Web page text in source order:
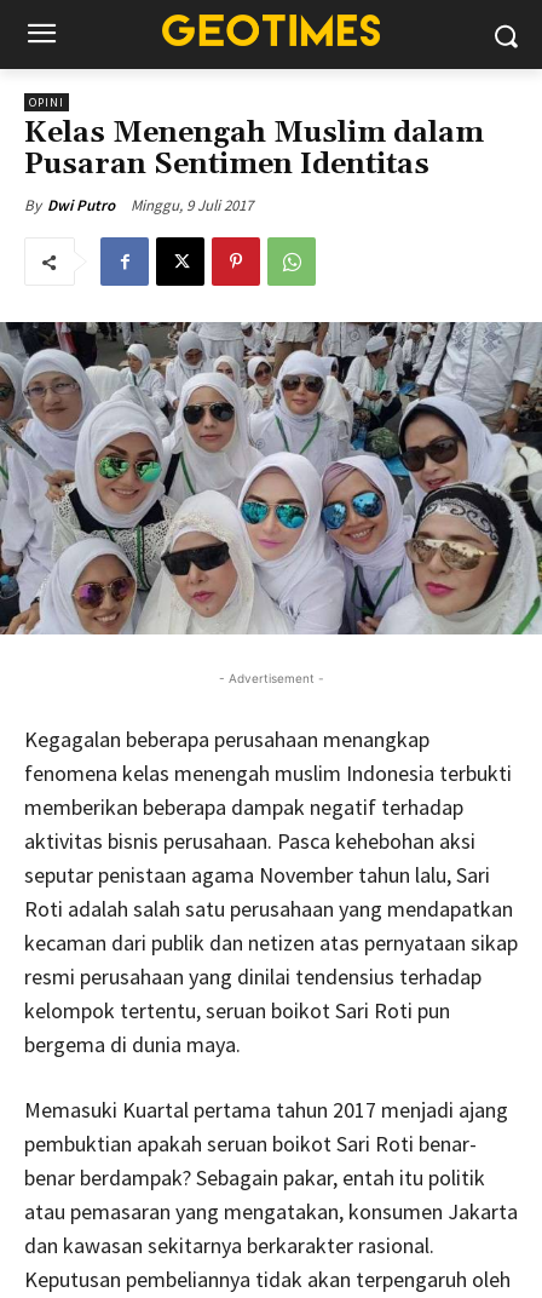
OPINI
Kelas Menengah Muslim dalam
Pusaran Sentimen Identitas
By Dwi Putro Minggu, 9 Juli 2017
- Advertisement -
Kegagalan beberapa perusahaan menangkap
fenomena kelas menengah muslim Indonesia terbukti
memberikan beberapa dampak negatif terhadap
aktivitas bisnis perusahaan. Pasca kehebohan aksi
seputar penistaan agama November tahun lalu, Sari
Roti adalah salah satu perusahaan yang mendapatkan
kecaman dari publik dan netizen atas pernyataan sikap
resmi perusahaan yang dinilai tendensius terhadap
kelompok tertentu, seruan boikot Sari Roti pun
bergema di dunia maya.
Memasuki Kuartal pertama tahun 2017 menjadi ajang
pembuktian apakah seruan boikot Sari Roti benar-
benar berdampak? Sebagain pakar, entah itu politik
atau pemasaran yang mengatakan, konsumen Jakarta
dan kawasan sekitarnya berkarakter rasional.
Keputusan pembeliannya tidak akan terpengaruh oleh